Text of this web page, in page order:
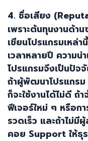
4. ชื่อเสียง (
เพราะต้นทุนงานด้า
เขียนโปรแกรมเหล่า
เวลาหลายปี ความ
โปรแกรมจึงเป็นปัจ
ถ้าผู้พัฒนาโปรแกรม
ก็จะใช้งานได้ไม่ดี ถ้
ฟีเจอร์ใหม่ ๆ หรือกา
รวดเร็ว และถ้าไม่มี
คอย Support ให้ธุ